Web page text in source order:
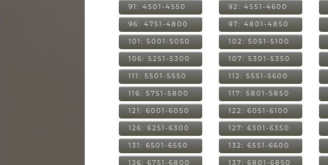
91: 4501-4550 92: 4551-4600
96: 4751-4800 97: 4801-4850
101: 5001-5050 102: 5051-5100
106: 5251-5300 107: 5301-5350
111: 5501-5550 112: 5551-5600
116: 5751-5800 117: 5801-5850
121: 6001-6050 122: 6051-6100
126: 6251-6300 127: 6301-6350
131: 6501-6550 132: 6551-6600
136: 6751-6800 137: 6801-6850